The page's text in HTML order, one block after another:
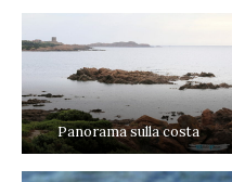
Panorama sulla costa